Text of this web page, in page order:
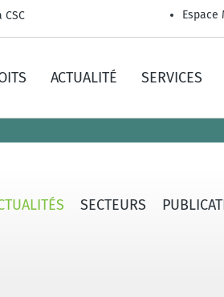
CSC Espace
ACTUALITÉ SERVICES
SECTEURS